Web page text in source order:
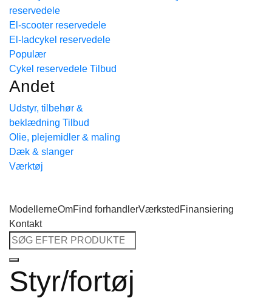
reservedele
El-scooter reservedele
El-ladcykel reservedele
Cykel reservedele
Andet
Udstyr, tilbehør &
beklædning
Olie, plejemidler & maling
Dæk & slanger
Værktøj
ModellerneOmFind forhandlerVærksted Finansiering
Kontakt
Søg
efter:
Styr/fortøj